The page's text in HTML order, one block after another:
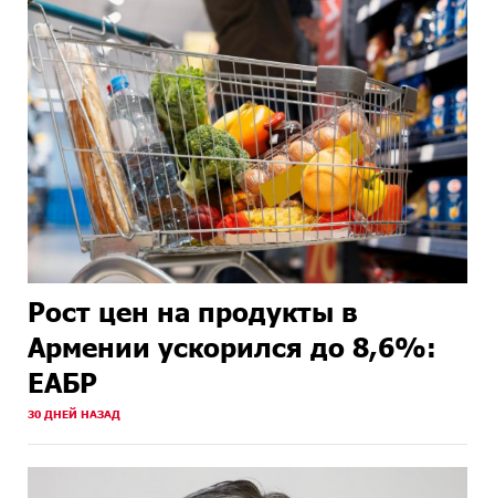
Рост цен на продукты в
Армении ускорился до 8,6%:
ЕАБР
30 ДНЕЙ НАЗАД